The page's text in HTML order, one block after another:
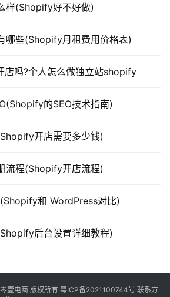
样(Shopify好不好做)
哪些(Shopify月租费用价格表)
店吗?个人怎么做独立站shopify
的SEO技术指南)
开店需要多少钱)
流程(Shopify开店流程)
和 WordPress对比)
后台设置详细教程)
零壹电商 版权所有 粤ICP备2021100744号 联系方